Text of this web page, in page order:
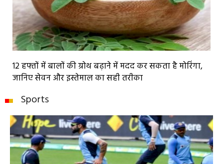
12 हफ्तों में बालों की ग्रोथ बढ़ाने में मदद कर सकता है मोरिंगा,
जानिए सेवन और इस्तेमाल का सही तरीका
Sports